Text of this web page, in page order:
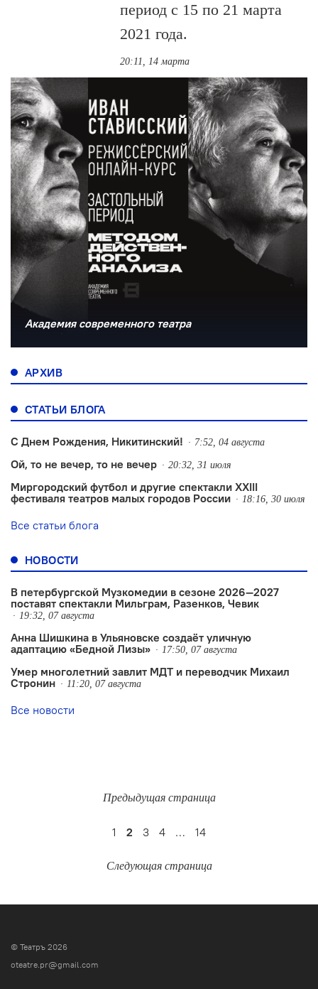
период с 15 по 21 марта
2021 года.
20:11, 14 марта
Академия современного театра
АРХИВ
СТАТЬИ БЛОГА
С Днем Рождения, Никитинский! 7:52, 04 августа
Ой, то не вечер, то не вечер 20:32, 31 июля
Миргородский футбол и другие спектакли XXIII
фестиваля театров малых городов России
18:16, 30 июля
Все статьи блога
НОВОСТИ
В петербургской Музкомедии в сезоне 2026—2027
поставят спектакли Мильграм, Разенков, Чевик
19:32, 07 августа
Анна Шишкина в Ульяновске создаëт уличную
адаптацию «Бедной Лизы»
17:50, 07 августа
Умер многолетний завлит МДТ и переводчик Михаил
Стронин
11:20, 07 августа
Все новости
Предыдущая страница
1 2 3 4 … 14
Следующая страница
© Театръ 2026
oteatre.pr@gmail.com